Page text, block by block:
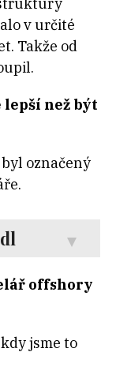
v určité
Takže od
lepší než být
označený
offshory
jsme to